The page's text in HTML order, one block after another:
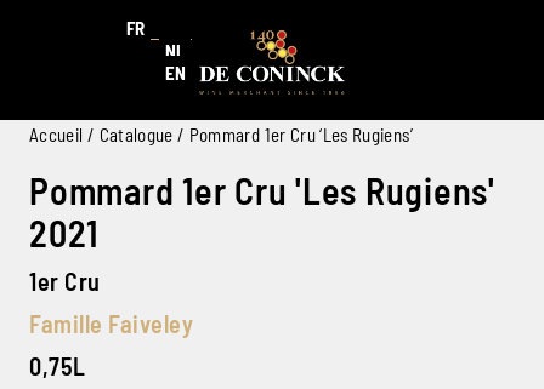
FR
NL
EN
Accueil / Catalogue / Pommard 1er Cru ‘Les Rugiens’
Pommard 1er Cru 'Les Rugiens'
2021
1er Cru
Famille Faiveley
0,75L